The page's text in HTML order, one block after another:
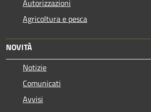
Autorizzazioni
Agricoltura e pesca
NOVITÀ
Notizie
Comunicati
Avvisi